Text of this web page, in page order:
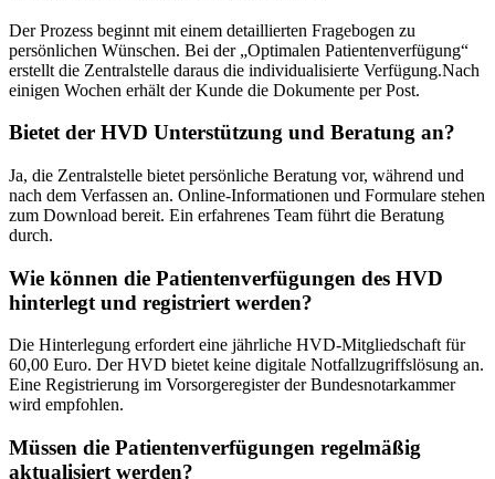
Der Prozess beginnt mit einem detaillierten Fragebogen zu
persönlichen Wünschen. Bei der „Optimalen Patientenverfügung“
erstellt die Zentralstelle daraus die individualisierte Verfügung.Nach
einigen Wochen erhält der Kunde die Dokumente per Post.
Bietet der HVD Unterstützung und Beratung an?
Ja, die Zentralstelle bietet persönliche Beratung vor, während und
nach dem Verfassen an. Online-Informationen und Formulare stehen
zum Download bereit. Ein erfahrenes Team führt die Beratung
durch.
Wie können die Patientenverfügungen des HVD
hinterlegt und registriert werden?
Die Hinterlegung erfordert eine jährliche HVD-Mitgliedschaft für
60,00 Euro. Der HVD bietet keine digitale Notfallzugriffslösung an.
Eine Registrierung im Vorsorgeregister der Bundesnotarkammer
wird empfohlen.
Müssen die Patientenverfügungen regelmäßig
aktualisiert werden?